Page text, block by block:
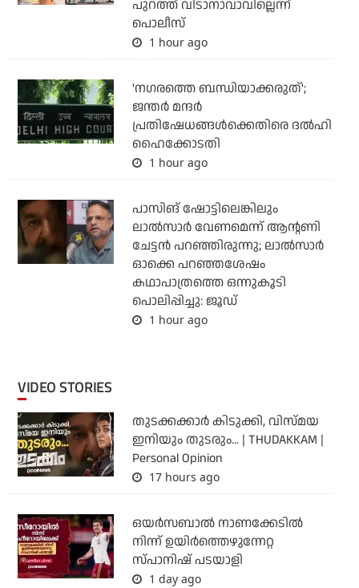
പുറത്ത് വിടാനാവാവില്ലെന്ന്
പൊലീസ്
1 hour ago
'നഗരത്തെ ബന്ധിയാക്കരുത്';
ജന്തര്‍ മന്ദര്‍
പ്രതിഷേധങ്ങള്‍ക്കെതിരെ ദല്‍ഹി
ഹൈക്കോടതി
1 hour ago
പാസിങ് ഷോട്ടിലെങ്കിലും
ലാല്‍സാര്‍ വേണമെന്ന് ആന്റണി
ചേട്ടന്‍ പറഞ്ഞിരുന്നു; ലാല്‍സാര്‍
ഓക്കെ പറഞ്ഞശേഷം
കഥാപാത്രത്തെ ഒന്നുകൂടി
പൊലിപ്പിച്ചു: ജൂഡ്
1 hour ago
VIDEO STORIES
തുടക്കക്കാര്‍ കിടുക്കി, വിസ്മയ
ഇനിയും തുടരും... | THUDAKKAM |
Personal Opinion
17 hours ago
ഒയര്‍സബാൽ നാണക്കേടിൽ
നിന്ന് ഉയിർത്തെഴുന്നേറ്റ
സ്പാനിഷ് പടയാളി
1 day ago